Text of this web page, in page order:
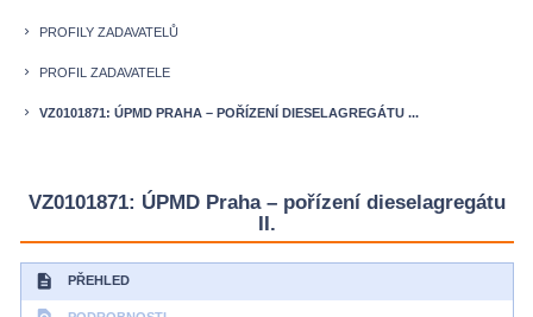
keyboard_arrow_right PROFILY ZADAVATELŮ
keyboard_arrow_right PROFIL ZADAVATELE
keyboard_arrow_right VZ0101871: ÚPMD PRAHA – POŘÍZENÍ DIESELAGREGÁTU ...
VZ0101871: ÚPMD Praha – pořízení dieselagregátu
II.
description PŘEHLED